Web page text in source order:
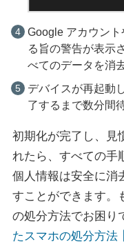
Google アカウン
る旨の警告が表示
べてのデータを消
デバイスが再起動
了するまで数分間
初期化が完了し、見
れたら、すべての手
個人情報は安全に消
すことができます。
の処分方法でお困り
たスマホの処分方